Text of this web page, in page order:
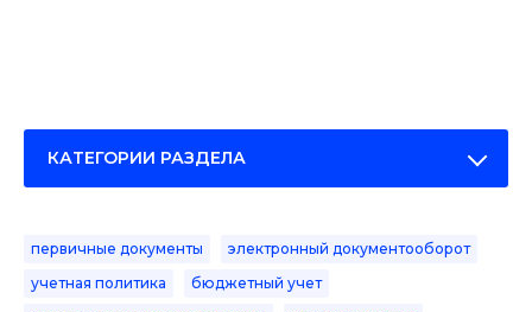
КАТЕГОРИИ РАЗДЕЛА
первичные документы
электронный документооборот
учетная политика
бюджетный учет